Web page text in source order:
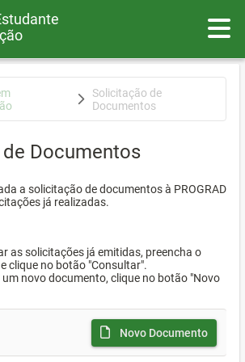
Solicitação de
Documentos
Documentos
a solicitação de documentos à PROGRAD
já realizadas.
as solicitações já emitidas, preencha o
clique no botão "Consultar".
novo documento, clique no botão "Novo
Novo Documento